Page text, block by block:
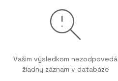
Vašim výsledkom nezodpovedá
žiadny záznam v databáze